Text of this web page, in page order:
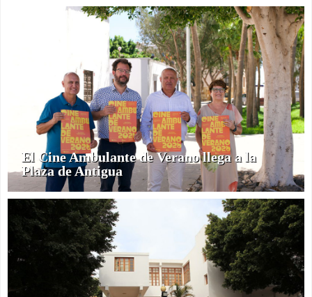
El Cine Ambulante de Verano llega a la
Plaza de Antigua